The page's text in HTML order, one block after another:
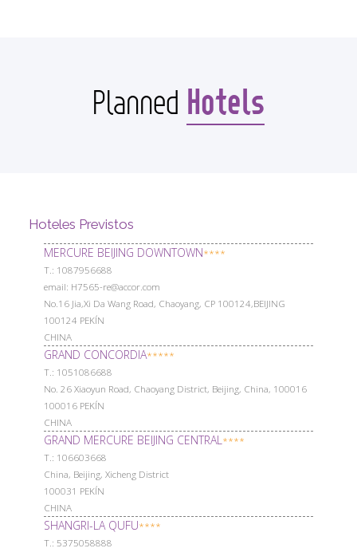
Planned Hotels
Hoteles Previstos
MERCURE BEIJING DOWNTOWN****
Т.: 1087956688
email: H7565-re@accor.com
No.16 Jia,Xi Da Wang Road, Chaoyang, CP 100124,BEIJING
100124 PEKÍN
CHINA
GRAND CONCORDIA*****
Т.: 1051086688
No. 26 Xiaoyun Road, Chaoyang District, Beijing, China, 100016
100016 PEKÍN
CHINA
GRAND MERCURE BEIJING CENTRAL****
Т.: 106603668
China, Beijing, Xicheng District
100031 PEKÍN
CHINA
SHANGRI-LA QUFU****
Т.: 5375058888